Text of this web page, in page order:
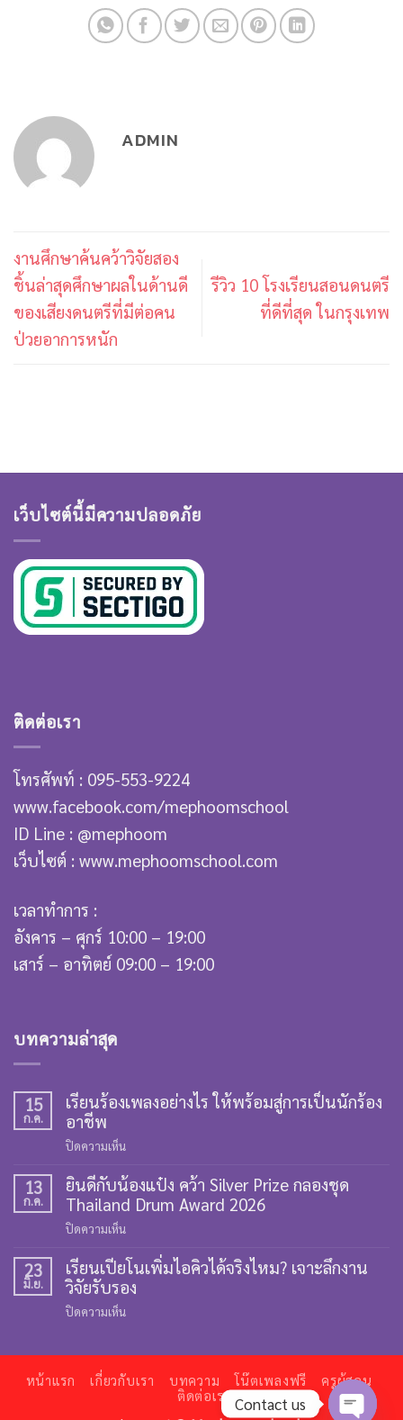
ADMIN
งานศึกษาค้นคว้าวิจัยสอง
ชิ้นล่าสุดศึกษาผลในด้านดี
ของเสียงดนตรีที่มีต่อคน
ป่วยอาการหนัก
รีวิว 10 โรงเรียนสอนดนตรี
ที่ดีที่สุด ในกรุงเทพ
เว็บไซต์นี้มีความปลอดภัย
ติดต่อเรา
โทรศัพท์ : 095-553-9224
www.facebook.com/mephoomschool
ID Line : @mephoom
เว็บไซต์ : www.mephoomschool.com
เวลาทำการ :
อังคาร – ศุกร์ 10:00 – 19:00
เสาร์ – อาทิตย์ 09:00 – 19:00
บทความล่าสุด
15
ก.ค.
เรียนร้องเพลงอย่างไร ให้พร้อมสู่การเป็นนักร้อง
อาชีพ
ปิดความเห็น
ร้อง
เพลง
พร้อม
สู่
การ
เป็น
ร้อง
อาชีพ
13
ก.ค.
ยินดีกับน้องแป๋ง คว้า Silver Prize กลองชุด
Thailand Drum Award 2026
ปิดความเห็น
กับ
น้อง
Prize
กลอง
Thailand
23
มิ.ย.
เรียนเปียโนเพิ่มไอคิวได้จริงไหม? เจาะลึกงาน
วิจัยรับรอง
ปิดความเห็น
เพิ่ม
หน้าแรก เกี่ยวกับเรา บทความ โน๊ตเพลงฟรี
ครูผู้สอน
ติดต่อเรา Contact us